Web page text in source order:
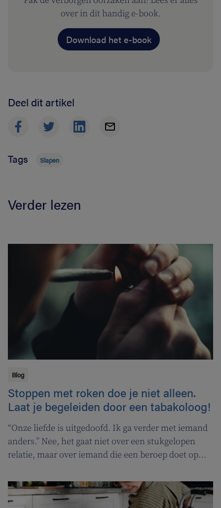
over in dit handig e-book.
Download het e-book
Deel dit artikel
Tags Slapen
Verder lezen
Blog
Stoppen met roken doe je niet alleen.
Laat je begeleiden door een tabakoloog!
“Onze liefde is uitgedoofd. Ik ga verder met iemand
anders.” Nee, het gaat niet over een stukgelopen
relatie, maar over iemand die een beroep doet op
Vlaamse overheid pakt uit met een nieuwe
campagne om rookstopbegeleiding door